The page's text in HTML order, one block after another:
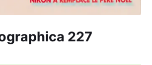
227